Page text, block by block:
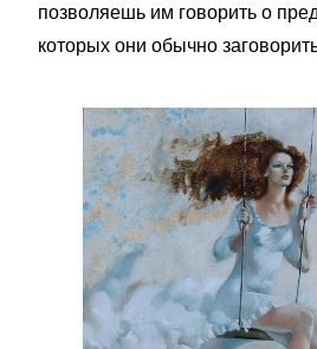
позволяешь им говорить о
которых они обычно